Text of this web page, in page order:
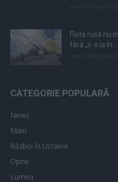
Flota rusă nu
fără „s-o ia în...
CATEGORIE POPULARĂ
News
Main
Război în Ucraina
Opinii
Lumea